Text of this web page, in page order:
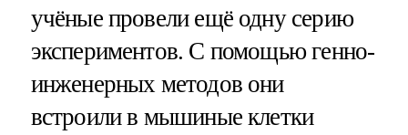
учёные провели ещё одну серию
экспериментов. С помощью генно-
инженерных методов они
встроили в мышиные клетки